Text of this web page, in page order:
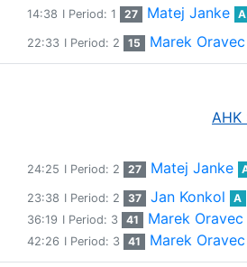
14:38 I Period: 1 27 Matej Janke A
22:33 I Period: 2 15 Marek Oravec
AHK
24:25 I Period: 2 27 Matej Janke
23:38 I Period: 2 37 Jan Konkol A
36:19 I Period: 3 41 Marek Oravec
42:26 I Period: 3 41 Marek